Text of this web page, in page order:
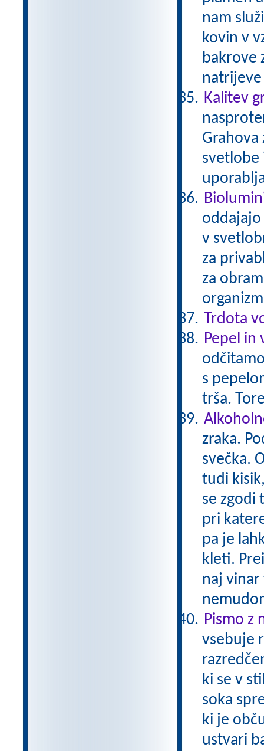
nam
kovin v
bakrove
Kalitev
svetlobe
v
za
za
Trdota
Pepel in
s
trša.
zraka.
svečka.
tudi
se zgodi
pri
pa je
kleti.
naj vinar
Pismo z
vsebuje
ki se v
soka
ki je
ustvari